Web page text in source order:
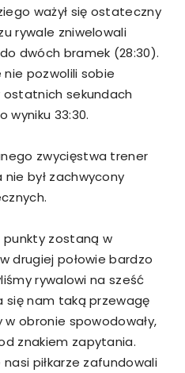
ważył się ostateczny
rywale zniwelowali
dwóch bramek (28:30).
nie pozwolili sobie
sekundach
wyniku 33:30.
zwycięstwa trener
nie był zachwycony
punkty zostaną w
drugiej połowie bardzo
rywalowi na sześć
się nam taką przewagę
obronie spowodowały,
znakiem zapytania.
piłkarze zafundowali